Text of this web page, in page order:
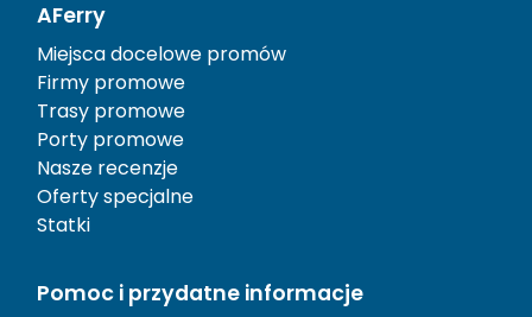
AFerry
Miejsca docelowe promów
Firmy promowe
Trasy promowe
Porty promowe
Nasze recenzje
Oferty specjalne
Statki
Pomoc i przydatne informacje